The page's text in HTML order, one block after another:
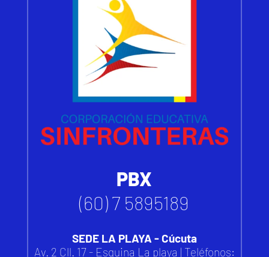
PBX
(60) 7 5895189
SEDE LA PLAYA - Cúcuta
Av. 2 Cll. 17 - Esquina La playa | Teléfonos: